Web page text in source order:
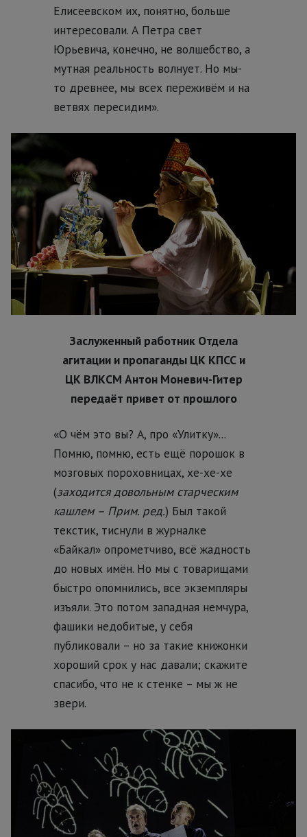
Елисеевском их, понятно, больше
интересовали. А Петра свет
Юрьевича, конечно, не волшебство, а
мутная реальность волнует. Но мы-
то древнее, мы всех переживём и на
ветвях пересидим».
Заслуженный работник Отдела
агитации и пропаганды ЦК КПСС и
ЦК ВЛКСМ Антон Моневич-Гитер
передаёт привет от прошлого
«О чём это вы? А, про «Улитку»...
Помню, помню, есть ещё порошок в
мозговых пороховницах, хе-хе-хе
(заходится довольным старческим
кашлем – Прим. ред.) Был такой
текстик, тиснули в журналке
«Байкал» опрометчиво, всё жадность
до новых имён. Но мы с товарищами
быстро опомнились, все экземпляры
изъяли. Это потом западная немчура,
фашики недобитые, у себя
публиковали – но за такие книжонки
хороший срок у нас давали; скажите
спасибо, что не к стенке – мы ж не
звери.